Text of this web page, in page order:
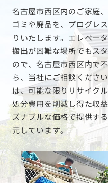
名古屋市西区内のご家庭
ゴミや廃品を、プログレ
りいたします。エレベー
搬出が困難な場所でもス
ので、名古屋市西区内で
ら、当社にご相談くださ
は、可能な限りリサイク
処分費用を削減し得た収
ズナブルな価格で提供す
元しています。